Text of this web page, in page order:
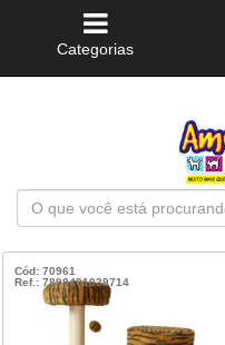
Categorias
que
está
procurando?
Cód: 70961
Ref.: 7898491039714